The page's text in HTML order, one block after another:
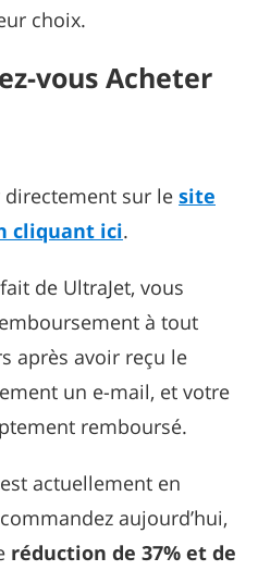
choix.
vous Acheter
sur le site
cliquant ici.
de UltraJet, vous
à tout
après avoir reçu le
un e-mail, et votre
remboursé.
actuellement en
aujourd’hui,
réduction de 37% et de